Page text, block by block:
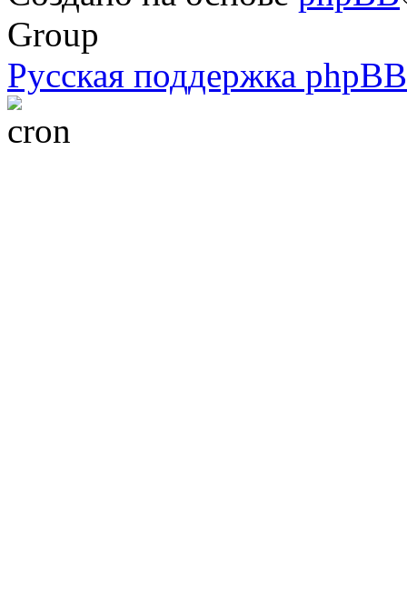
Group
Русская поддержка phpBB